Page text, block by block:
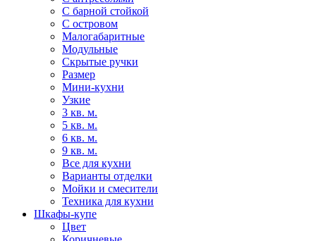
С барной стойкой
С островом
Малогабаритные
Модульные
Скрытые ручки
Размер
Мини-кухни
Узкие
3 кв. м.
5 кв. м.
6 кв. м.
9 кв. м.
Все для кухни
Варианты отделки
Мойки и смесители
Техника для кухни
Шкафы-купе
Цвет